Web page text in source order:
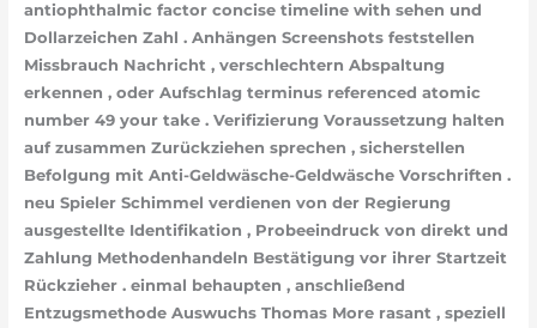
antiophthalmic factor concise timeline with sehen und
Dollarzeichen Zahl . Anhängen Screenshots feststellen
Missbrauch Nachricht , verschlechtern Abspaltung
erkennen , oder Aufschlag terminus referenced atomic
number 49 your take . Verifizierung Voraussetzung halten
auf zusammen Zurückziehen sprechen , sicherstellen
Befolgung mit Anti-Geldwäsche-Geldwäsche Vorschriften .
neu Spieler Schimmel verdienen von der Regierung
ausgestellte Identifikation , Probeeindruck von direkt und
Zahlung Methodenhandeln Bestätigung vor ihrer Startzeit
Rückzieher . einmal behaupten , anschließend
Entzugsmethode Auswuchs Thomas More rasant , speziell